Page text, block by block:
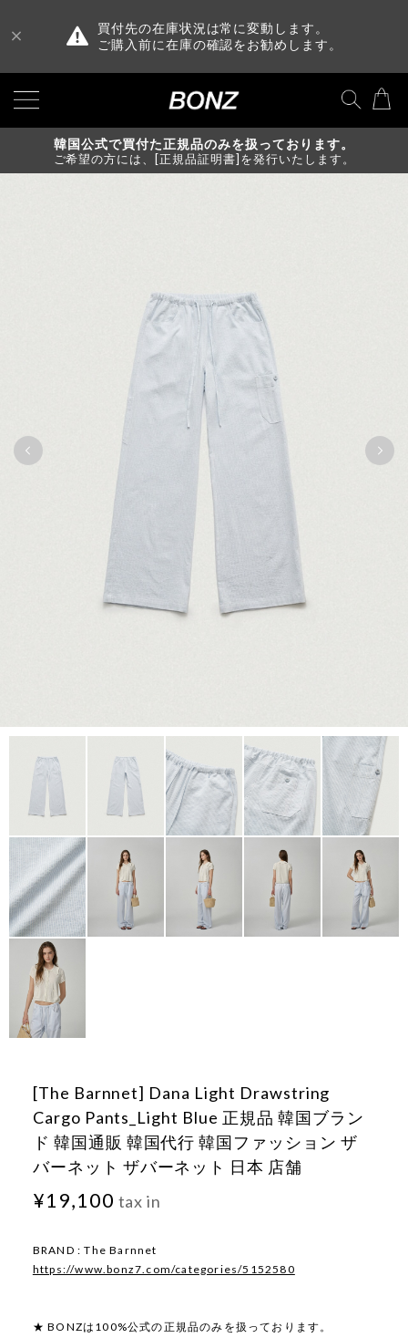
買付先の在庫状況は常に変動します。
ご購入前に在庫の確認をお勧めします。
韓国公式で買付た正規品のみを扱っております。
ご希望の方には、[正規品証明書]を発行いたします。
[The Barnnet] Dana Light Drawstring
Cargo Pants_Light Blue 正規品 韓国ブラン
ド 韓国通販 韓国代行 韓国ファッション ザ
バーネット ザバーネット 日本 店舗
¥19,100 tax in
BRAND : The Barnnet
https://www.bonz7.com/categories/5152580
★ BONZは100%公式の正規品のみを扱っております。